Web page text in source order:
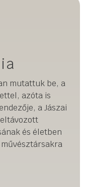
mutattuk be, a
azóta is
a Jászai
és életben